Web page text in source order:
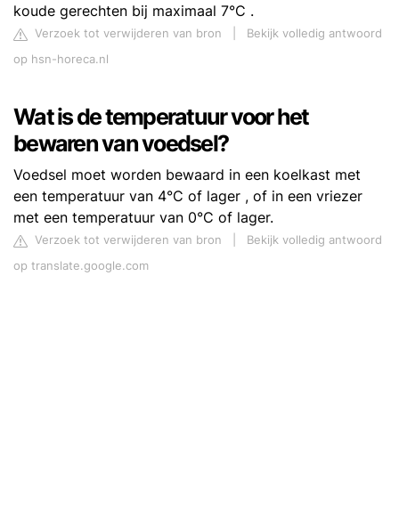
koude gerechten bij maximaal 7°C .
Verzoek tot verwijderen van bron
Bekijk volledig antwoord
op hsn-horeca.nl
Wat is de temperatuur voor het
bewaren van voedsel?
Voedsel moet worden bewaard in een koelkast met
een temperatuur van 4°C of lager , of in een vriezer
met een temperatuur van 0°C of lager.
Verzoek tot verwijderen van bron
Bekijk volledig antwoord
op translate.google.com